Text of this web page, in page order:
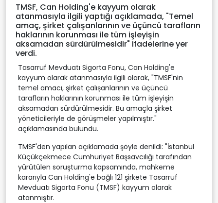
TMSF, Can Holding'e kayyum olarak
atanmasıyla ilgili yaptığı açıklamada, "Temel
amaç, şirket çalışanlarının ve üçüncü tarafların
haklarının korunması ile tüm işleyişin
aksamadan sürdürülmesidir" ifadelerine yer
verdi.
Tasarruf Mevduatı Sigorta Fonu, Can Holding'e
kayyum olarak atanmasıyla ilgili olarak, "TMSF'nin
temel amacı, şirket çalışanlarının ve üçüncü
tarafların haklarının korunması ile tüm işleyişin
aksamadan sürdürülmesidir. Bu amaçla şirket
yöneticileriyle de görüşmeler yapılmıştır."
açıklamasında bulundu.
TMSF'den yapılan açıklamada şöyle denildi: "İstanbul
Küçükçekmece Cumhuriyet Başsavcılığı tarafından
yürütülen soruşturma kapsamında, mahkeme
kararıyla Can Holding'e bağlı 121 şirkete Tasarruf
Mevduatı Sigorta Fonu (TMSF) kayyum olarak
atanmıştır.